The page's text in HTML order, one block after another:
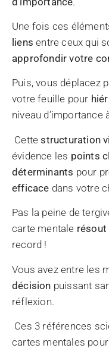
Une fois ces
liens entre ceux qui
approfondir votre
Puis, vous déplacez
votre feuille pour
niveau d’importance
Cettestructuration
évidence les points
déterminants pour
efficace dans votre
Pas la peine de
carte mentale
record !
Vous avez entre les
décision puissant
réflexion.
Ces 3 références
cartes mentales